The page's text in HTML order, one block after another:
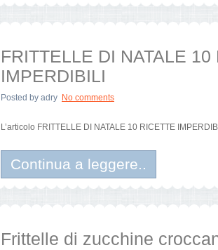
FRITTELLE DI NATALE 10
IMPERDIBILI
Posted by adry No comments
L’articolo FRITTELLE DI NATALE 10 RICETTE
Continua a leggere..
Frittelle di zucchine